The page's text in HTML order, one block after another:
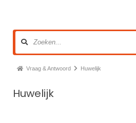
Vraag & Antwoord Huwelijk
Huwelijk